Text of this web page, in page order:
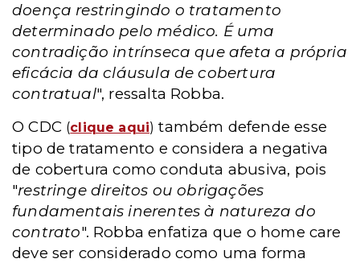
doença restringindo o tratamento
determinado pelo médico. É uma
contradição intrínseca que afeta a própria
eficácia da cláusula de cobertura
contratual", ressalta Robba.
O CDC (clique aqui) também defende esse
tipo de tratamento e considera a negativa
de cobertura como conduta abusiva, pois
"restringe direitos ou obrigações
fundamentais inerentes à natureza do
contrato". Robba enfatiza que o home care
deve ser considerado como uma forma